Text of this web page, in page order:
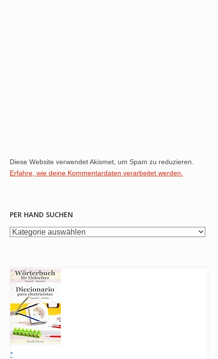
Diese Website verwendet Akismet, um Spam zu reduzieren.
Erfahre, wie deine Kommentardaten verarbeitet werden.
PER HAND SUCHEN
per
*